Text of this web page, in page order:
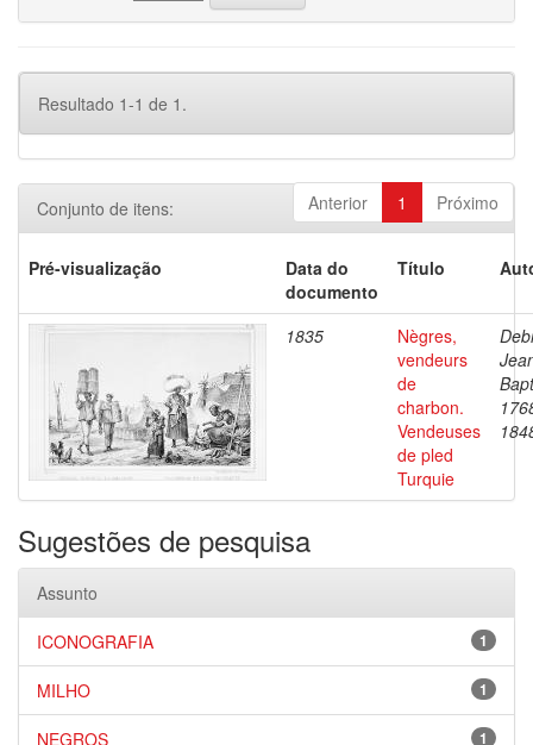
Resultado 1-1 de 1.
Anterior 1 Próximo
Conjunto de itens:
Pré-visualização
Data do
documento
Título
1835
Nègres,
vendeurs
de
charbon.
Vendeuses
de pled
Turquie
Sugestões de pesquisa
Assunto
1
ICONOGRAFIA
1
MILHO
1
NEGROS